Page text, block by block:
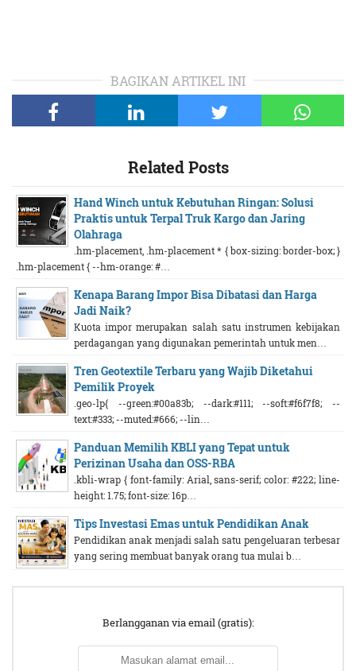
BAGIKAN ARTIKEL INI
Related Posts
Hand Winch untuk Kebutuhan Ringan: Solusi
Praktis untuk Terpal Truk Kargo dan Jaring
Olahraga
.hm-placement, .hm-placement * { box-sizing: border-box; }
.hm-placement { --hm-orange: #…
Kenapa Barang Impor Bisa Dibatasi dan Harga
Jadi Naik?
Kuota impor merupakan salah satu instrumen kebijakan
perdagangan yang digunakan pemerintah untuk men…
Tren Geotextile Terbaru yang Wajib Diketahui
Pemilik Proyek
.geo-lp{ --green:#00a83b; --dark:#111; --soft:#f6f7f8; --
text:#333; --muted:#666; --lin…
Panduan Memilih KBLI yang Tepat untuk
Perizinan Usaha dan OSS-RBA
.kbli-wrap { font-family: Arial, sans-serif; color: #222; line-
height: 1.75; font-size: 16p…
Tips Investasi Emas untuk Pendidikan Anak
Pendidikan anak menjadi salah satu pengeluaran terbesar
yang sering membuat banyak orang tua mulai b…
Berlangganan via email (gratis):